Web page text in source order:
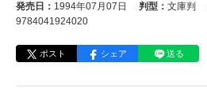
発売日： 1994年07月07日 判型： 文庫判
9784041924020
ポスト シェア 送る